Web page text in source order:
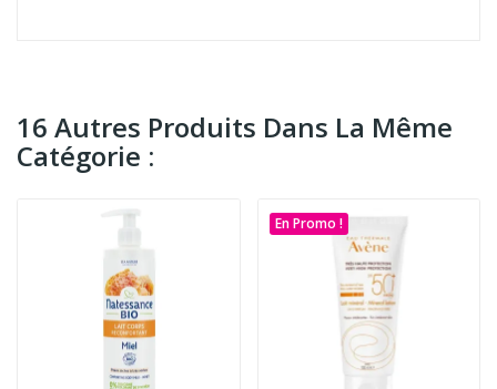
16 Autres Produits Dans La Même
Catégorie :
En Promo !